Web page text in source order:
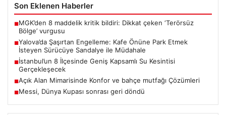
Son Eklenen Haberler
■MGK’den 8 maddelik kritik bildiri: Dikkat çeken ‘Terörsüz
Bölge’ vurgusu
■Yalova’da Şaşırtan Engelleme: Kafe Önüne Park Etmek
İsteyen Sürücüye Sandalye ile Müdahale
■İstanbul’un 8 İlçesinde Geniş Kapsamlı Su Kesintisi
Gerçekleşecek
■Açık Alan Mimarisinde Konfor ve bahçe mutfağı Çözümleri
■Messi, Dünya Kupası sonrası geri döndü